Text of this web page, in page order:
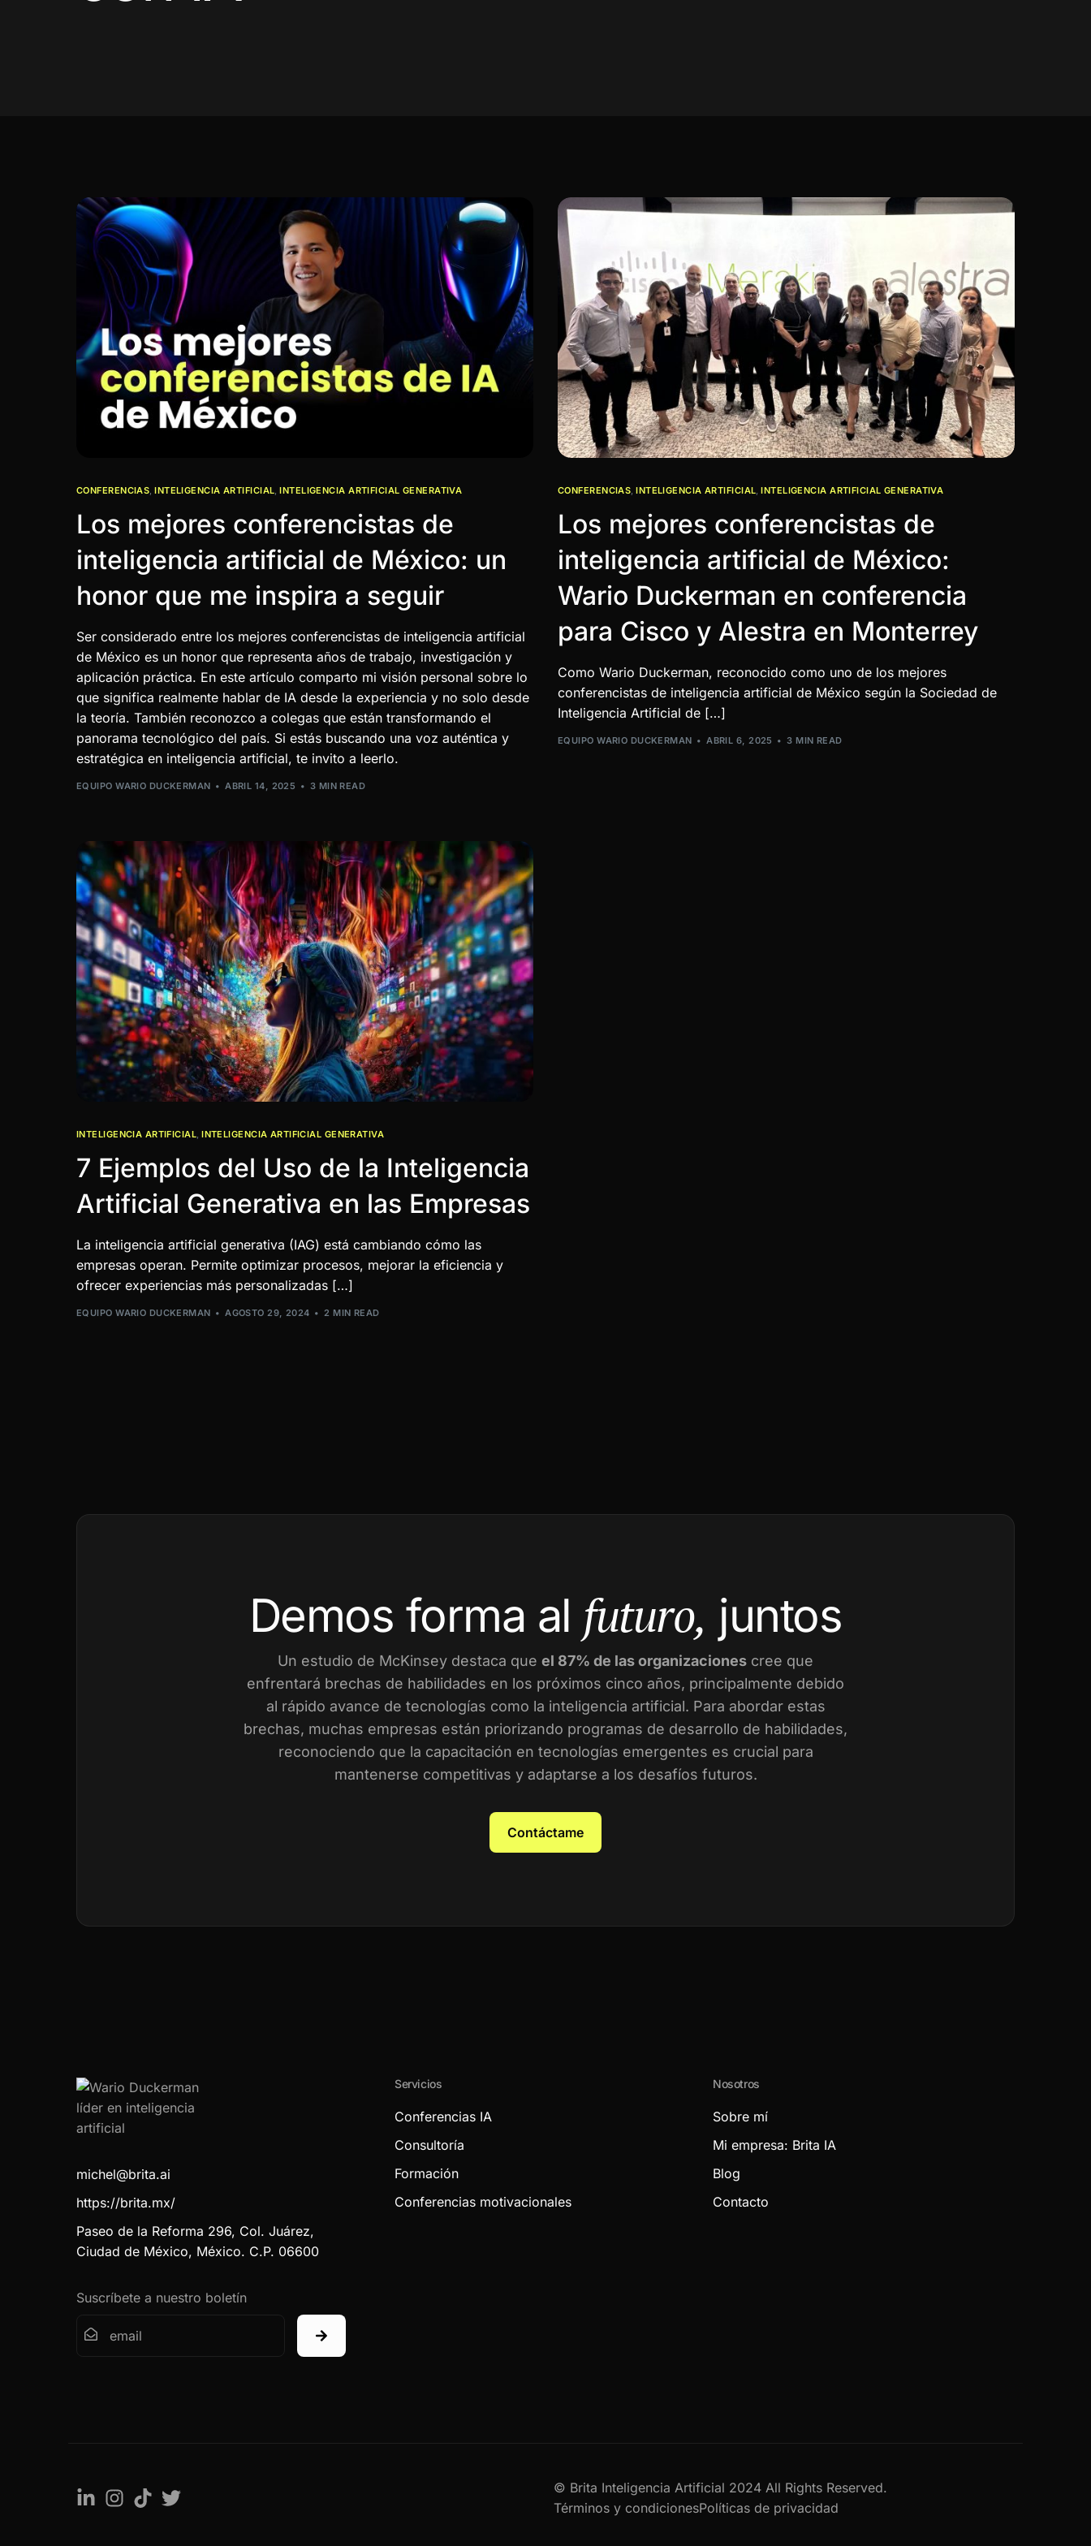
CONFERENCIAS ,INTELIGENCIA ARTIFICIAL ,INTELIGENCIA ARTIFICIAL GENERATIVA
Los mejores conferencistas de
inteligencia artificial de México: un
honor que me inspira a seguir
Ser considerado entre los mejores conferencistas de inteligencia artificial
de México es un honor que representa años de trabajo, investigación y
aplicación práctica. En este artículo comparto mi visión personal sobre lo
que significa realmente hablar de IA desde la experiencia y no solo desde
la teoría. También reconozco a colegas que están transformando el
panorama tecnológico del país. Si estás buscando una voz auténtica y
estratégica en inteligencia artificial, te invito a leerlo.
EQUIPO WARIO DUCKERMAN ABRIL 14, 2025 3 MIN READ
CONFERENCIAS ,INTELIGENCIA ARTIFICIAL ,INTELIGENCIA ARTIFICIAL GENERATIVA
Los mejores conferencistas de
inteligencia artificial de México:
Wario Duckerman en conferencia
para Cisco y Alestra en Monterrey
Como Wario Duckerman, reconocido como uno de los mejores
conferencistas de inteligencia artificial de México según la Sociedad de
Inteligencia Artificial de […]
EQUIPO WARIO DUCKERMAN ABRIL 6, 2025 3 MIN READ
INTELIGENCIA ARTIFICIAL,INTELIGENCIA ARTIFICIAL GENERATIVA
7 Ejemplos del Uso de la Inteligencia
Artificial Generativa en las Empresas
La inteligencia artificial generativa (IAG) está cambiando cómo las
empresas operan. Permite optimizar procesos, mejorar la eficiencia y
ofrecer experiencias más personalizadas […]
EQUIPO WARIO DUCKERMAN AGOSTO 29, 2024 2 MIN READ
Demos forma al futuro, juntos
Un estudio de McKinsey destaca que el 87% de las organizaciones cree que
enfrentará brechas de habilidades en los próximos cinco años, principalmente debido
al rápido avance de tecnologías como la inteligencia artificial. Para abordar estas
brechas, muchas empresas están priorizando programas de desarrollo de habilidades,
reconociendo que la capacitación en tecnologías emergentes es crucial para
mantenerse competitivas y adaptarse a los desafíos futuros.
Contáctame
michel@brita.ai
https://brita.mx/
Paseo de la Reforma 296, Col. Juárez,
Ciudad de México, México. C.P. 06600
Suscríbete a nuestro boletín
Servicios
Conferencias IA
Consultoría
Formación
Conferencias motivacionales
Nosotros
Sobre mí
Mi empresa: Brita IA
Blog
Contacto
© Brita Inteligencia Artificial 2024 All Rights Reserved.
Términos y condicionesPolíticas de privacidad